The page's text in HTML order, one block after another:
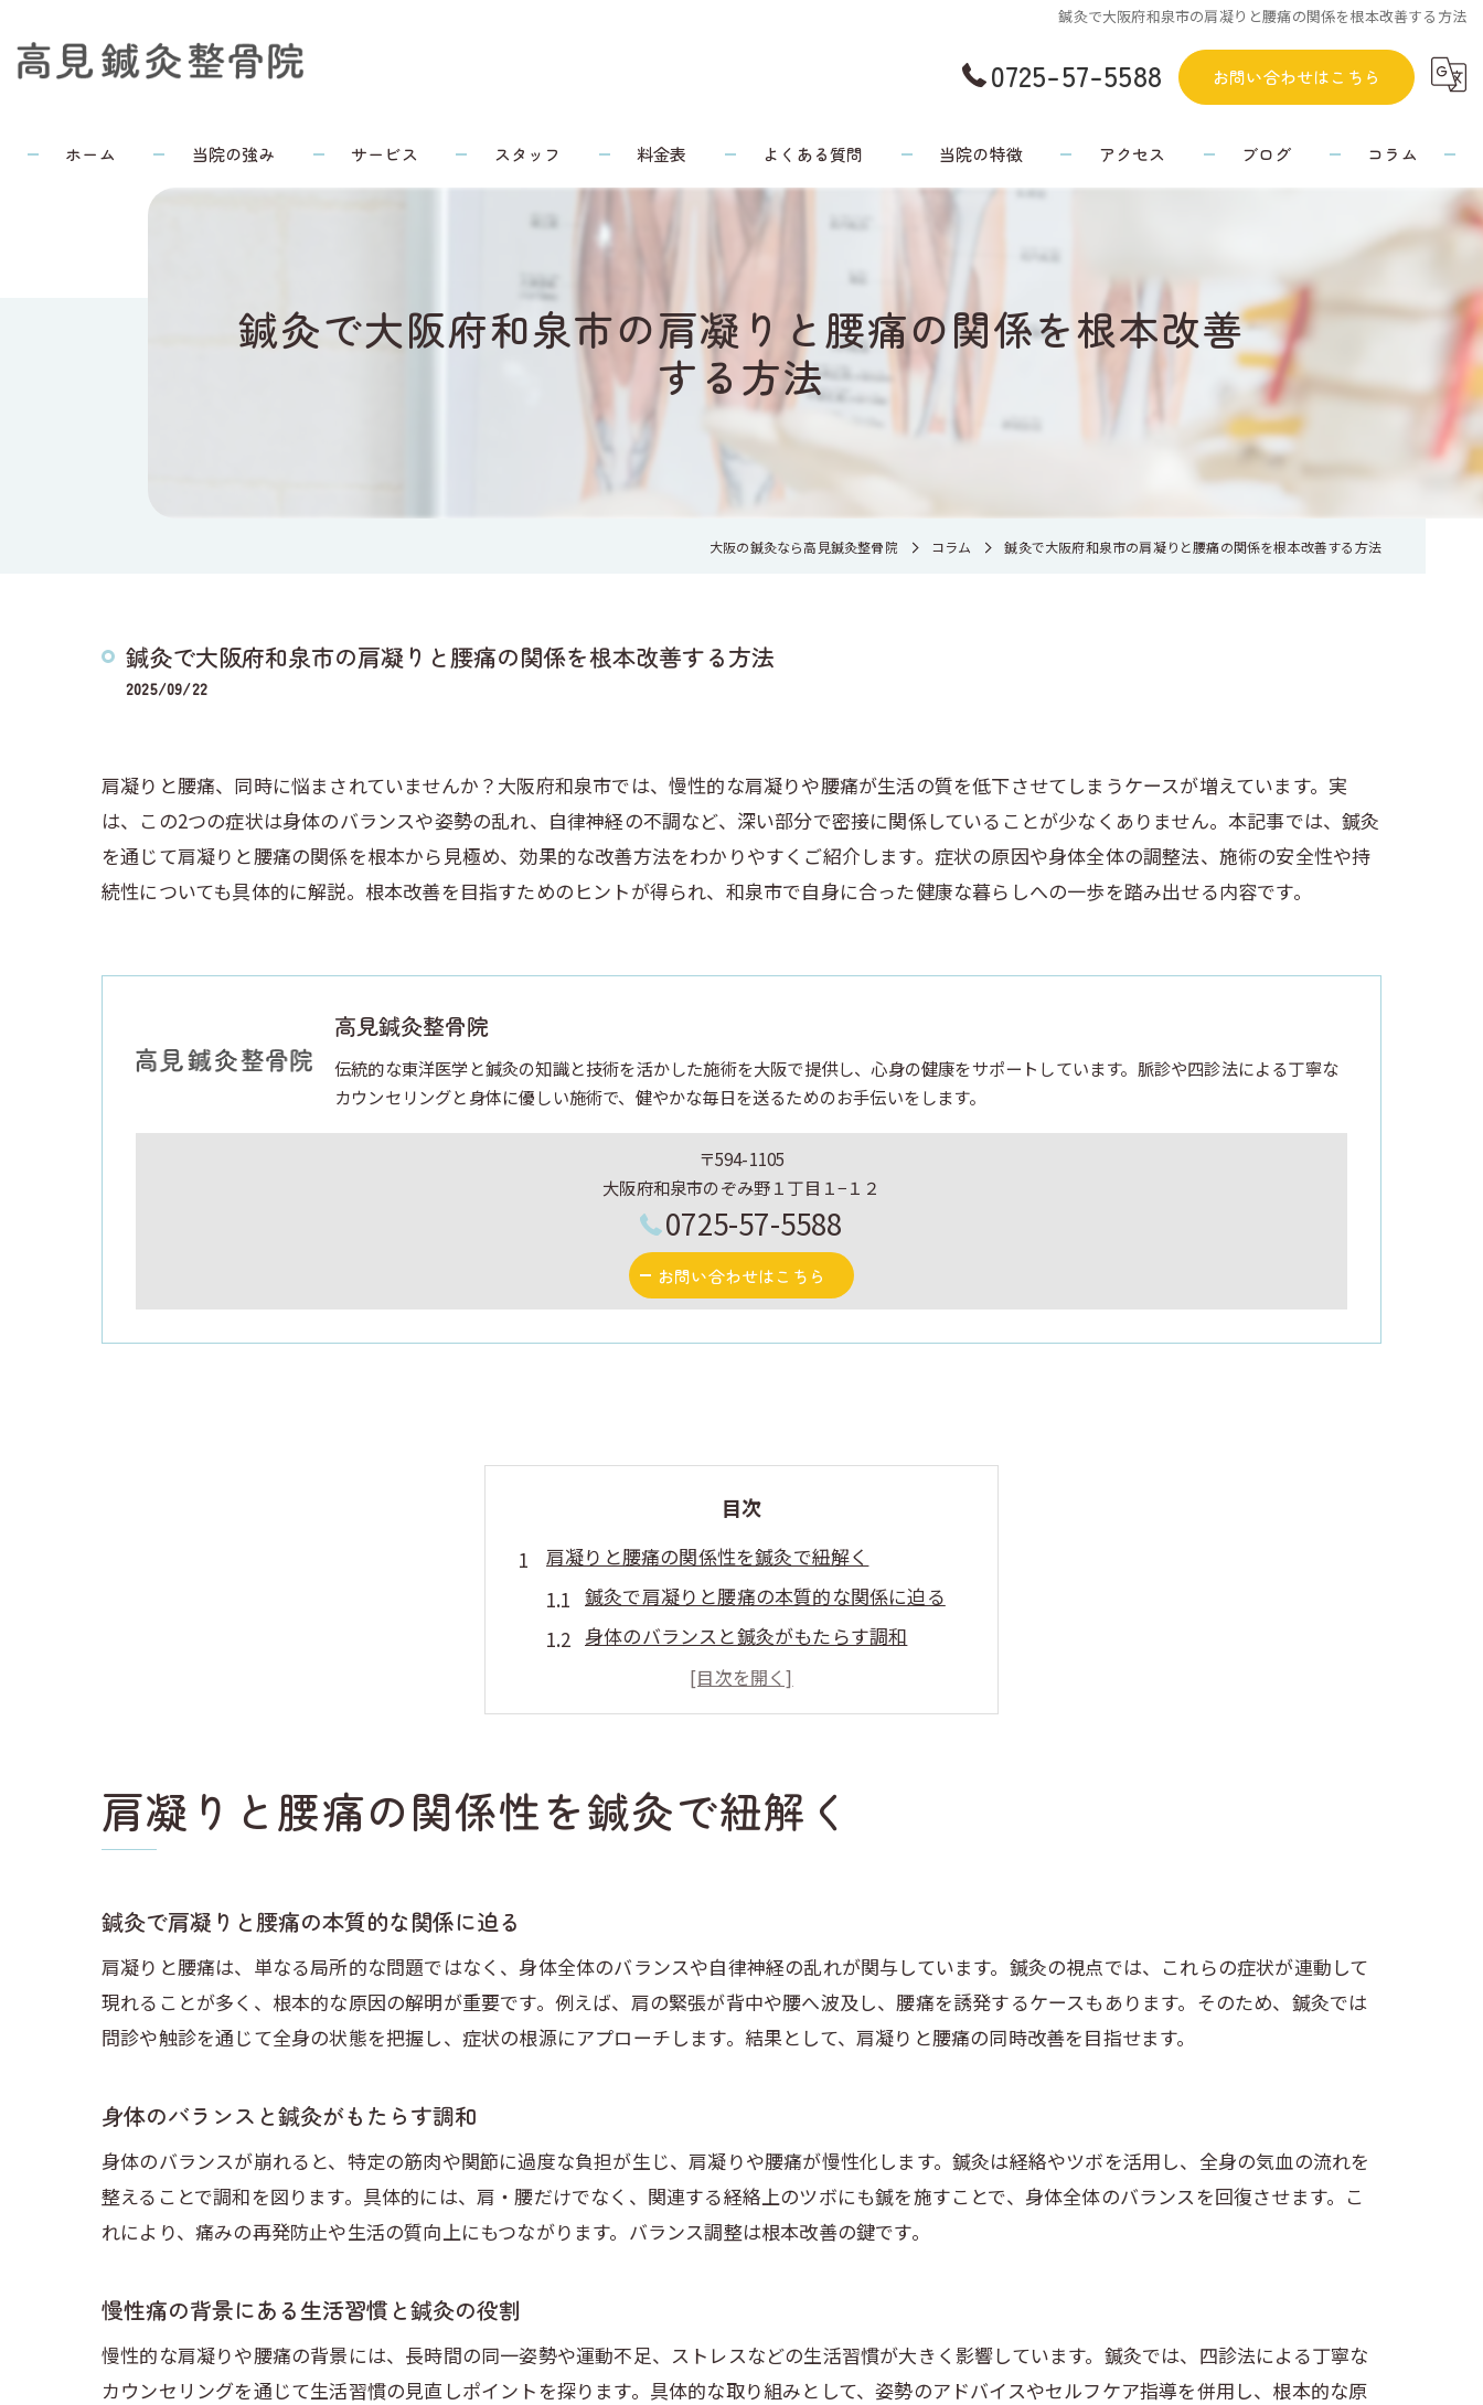
鍼灸で大阪府和泉市の肩凝りと腰痛の関係を根本改善する方法
0725-57-5588 お問い合わせはこちら
ホーム 当院の強み サービス スタッフ 料金表 よくある質問 当院の特徴
腰痛
アクセス ブログ コラム
鍼灸で大阪府和泉市の肩凝りと腰痛の関係を根本改善
する方法
大阪の鍼灸なら高見鍼灸整骨院 コラム 鍼灸で大阪府和泉市の肩凝りと腰痛の関係を根本改善する方法
鍼灸で大阪府和泉市の肩凝りと腰痛の関係を根本改善する方法
2025/09/22
肩凝りと腰痛、同時に悩まされていませんか？大阪府和泉市では、慢性的な肩凝りや腰痛が生活の質を低下させてしまうケースが増えています。実
は、この2つの症状は身体のバランスや姿勢の乱れ、自律神経の不調など、深い部分で密接に関係していることが少なくありません。本記事では、鍼灸
を通じて肩凝りと腰痛の関係を根本から見極め、効果的な改善方法をわかりやすくご紹介します。症状の原因や身体全体の調整法、施術の安全性や持
続性についても具体的に解説。根本改善を目指すためのヒントが得られ、和泉市で自身に合った健康な暮らしへの一歩を踏み出せる内容です。
高見鍼灸整骨院
伝統的な東洋医学と鍼灸の知識と技術を活かした施術を大阪で提供し、心身の健康をサポートしています。脈診や四診法による丁寧な
カウンセリングと身体に優しい施術で、健やかな毎日を送るためのお手伝いをします。
〒594-1105
大阪府和泉市のぞみ野１丁目１−１２
0725-57-5588
お問い合わせはこちら
目次
肩凝りと腰痛の関係性を鍼灸で紐解く
鍼灸で肩凝りと腰痛の本質的な関係に迫る
身体のバランスと鍼灸がもたらす調和
慢性痛の背景にある生活習慣と鍼灸の役割
姿勢の乱れが肩腰へ与える影響と鍼灸の視点
鍼灸による身体バランス改善の秘訣
鍼灸が導く全身バランスの調整ポイント
和泉市で注目される鍼灸のバランス改善効果
鍼灸で姿勢が整う仕組みと実感の声
慢性的な痛みに和泉市で鍼灸が有効な理由
痛みの根本原因へ働きかける鍼灸の強み
日常生活で実感する鍼灸の持続的効果
身体と心の両面から鍼灸で慢性痛対策
肩こり腰痛改善に鍼灸が向くシーンとは
鍼灸施術と整体施術の併用メリット
肩凝りと腰痛の関係性を鍼灸で紐解く
鍼灸で肩凝りと腰痛の本質的な関係に迫る
肩凝りと腰痛は、単なる局所的な問題ではなく、身体全体のバランスや自律神経の乱れが関与しています。鍼灸の視点では、これらの症状が連動して
現れることが多く、根本的な原因の解明が重要です。例えば、肩の緊張が背中や腰へ波及し、腰痛を誘発するケースもあります。そのため、鍼灸では
問診や触診を通じて全身の状態を把握し、症状の根源にアプローチします。結果として、肩凝りと腰痛の同時改善を目指せます。
身体のバランスと鍼灸がもたらす調和
身体のバランスが崩れると、特定の筋肉や関節に過度な負担が生じ、肩凝りや腰痛が慢性化します。鍼灸は経絡やツボを活用し、全身の気血の流れを
整えることで調和を図ります。具体的には、肩・腰だけでなく、関連する経絡上のツボにも鍼を施すことで、身体全体のバランスを回復させます。こ
れにより、痛みの再発防止や生活の質向上にもつながります。バランス調整は根本改善の鍵です。
慢性痛の背景にある生活習慣と鍼灸の役割
慢性的な肩凝りや腰痛の背景には、長時間の同一姿勢や運動不足、ストレスなどの生活習慣が大きく影響しています。鍼灸では、四診法による丁寧な
カウンセリングを通じて生活習慣の見直しポイントを探ります。具体的な取り組みとして、姿勢のアドバイスやセルフケア指導を併用し、根本的な原